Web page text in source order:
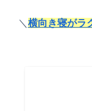
＼ 横向き寝がラ